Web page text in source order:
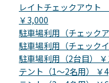
レイトチェックアウト
￥3,000
駐車場利用（チェック
駐車場利用（チェック
駐車場利用（2台目）
テント（1～2名用） ￥